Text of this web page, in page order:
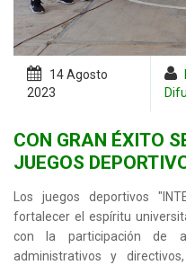
14 Agosto
2023
CON GRAN ÉXITO
JUEGOS
Los juegos deportivos
fortalecer el espíritu
con la participación de
administrativos y